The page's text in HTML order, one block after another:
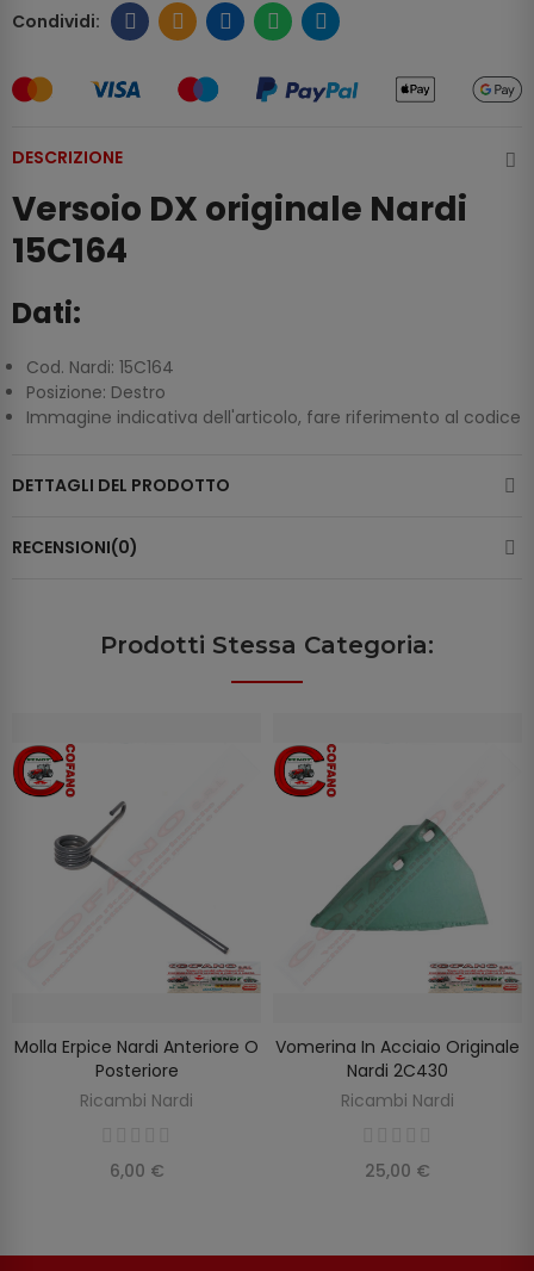
DESCRIZIONE
Versoio DX originale Nardi
15C164
Dati:
Cod. Nardi: 15C164
Posizione: Destro
Immagine indicativa dell'articolo, fare riferimento al codice
DETTAGLI DEL PRODOTTO
RECENSIONI(0)
Prodotti Stessa Categoria:
SELEZIONA OPZIONI
Molla Erpice Nardi Anteriore O
Posteriore
Ricambi Nardi
6,00 €
AGGIUNGI AL CARRELLO
Vomerina In Acciaio Originale
Nardi 2C430
Ricambi Nardi
25,00 €